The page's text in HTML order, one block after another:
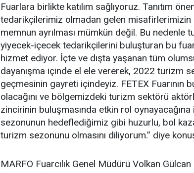
Fuarlara birlikte katılım sağlıyoruz. Tanıtım
tedarikçilerimiz olmadan gelen misafirlerimizin
memnun ayrılması mümkün değil. Bu nedenle
yiyecek-içecek tedarikçilerini buluşturan bu
hizmet ediyor. İçte ve dışta yaşanan tüm
dayanışma içinde el ele vererek, 2022 turizm
geçmesinin gayreti içindeyiz. FETEX Fuarının
olacağını ve bölgemizdeki turizm sektörü
zincirinin buluşmasında etkin rol oynayacağına
sezonunun hedeflediğimiz gibi huzurlu, bol
turizm sezonunu olmasını diliyorum.” diye
MARFO Fuarcılık Genel Müdürü Volkan